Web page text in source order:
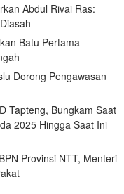
Abdul Rivai Ras:
Batu Pertama
Dorong Pengawasan
Tapteng, Bungkam Saat
2025 Hingga Saat Ini
Provinsi NTT, Menteri